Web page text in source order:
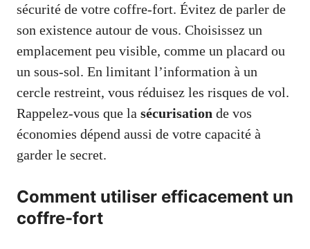
sécurité de votre coffre-fort. Évitez de parler de
son existence autour de vous. Choisissez un
emplacement peu visible, comme un placard ou
un sous-sol. En limitant l’information à un
cercle restreint, vous réduisez les risques de vol.
Rappelez-vous que la sécurisation de vos
économies dépend aussi de votre capacité à
garder le secret.
Comment utiliser efficacement un
coffre-fort